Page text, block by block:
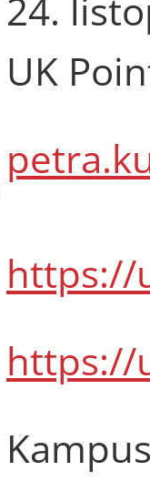
UK
https://
https://